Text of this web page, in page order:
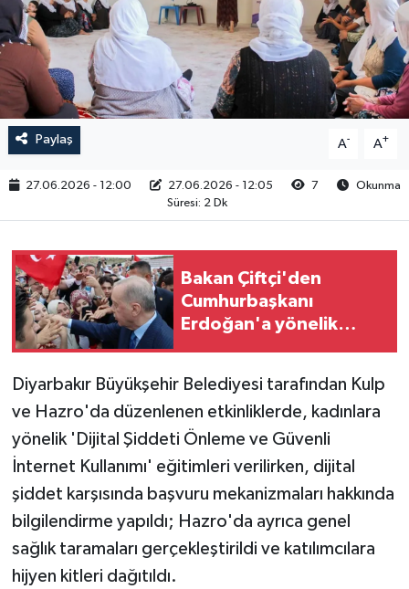
Paylaş A- A+
27.06.2026 - 12:00 27.06.2026 - 12:05 7
Okunma
Süresi: 2 Dk
Bakan Çiftçi'den
Cumhurbaşkanı
Erdoğan'a yönelik
Diyarbakır Büyükşehir Belediyesi tarafından Kulp
ve Hazro'da düzenlenen etkinliklerde, kadınlara
yönelik 'Dijital Şiddeti Önleme ve Güvenli
İnternet Kullanımı' eğitimleri verilirken, dijital
şiddet karşısında başvuru mekanizmaları hakkında
bilgilendirme yapıldı; Hazro'da ayrıca genel
sağlık taramaları gerçekleştirildi ve katılımcılara
hijyen kitleri dağıtıldı.
RESMİ İLAN